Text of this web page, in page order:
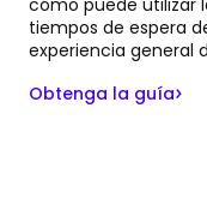
tiempos de espera
experiencia general
Obtenga la guía